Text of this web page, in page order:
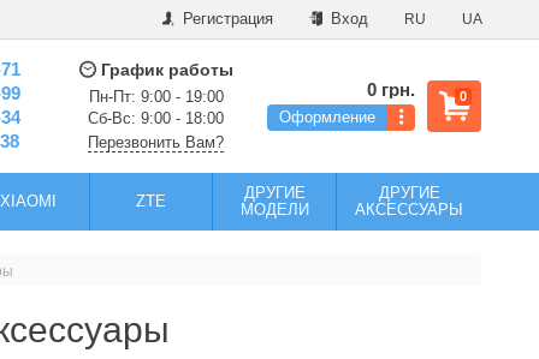
Регистрация Вход RU UA
График работы
Пн-Пт: 9:00 - 19:00
Сб-Вс: 9:00 - 18:00
Перезвонить Вам?
0
0 грн.
Оформление
XIAOMI ZTE
ДРУГИЕ
МОДЕЛИ
ДРУГИЕ
АКСЕССУАРЫ